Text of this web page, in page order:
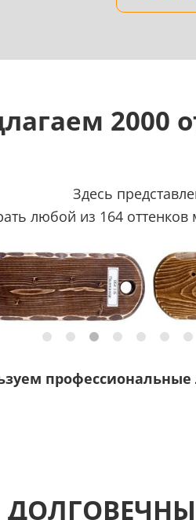
2000
Здесь
любой из 164 оттенков